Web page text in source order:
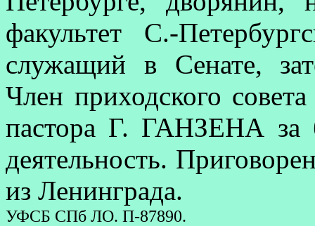
факультет С.-
служащий в Сенате,
Член приходского
пастора Г. ГАНЗЕНА за
деятельность.
из Ленинграда.
УФСБ СПб ЛО. П-87890.